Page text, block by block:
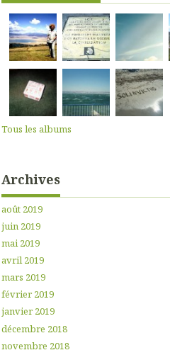
Tous les albums
Archives
août 2019
juin 2019
mai 2019
avril 2019
mars 2019
février 2019
janvier 2019
décembre 2018
novembre 2018